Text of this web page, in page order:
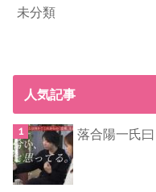
未分類
人気記事
落合陽一氏